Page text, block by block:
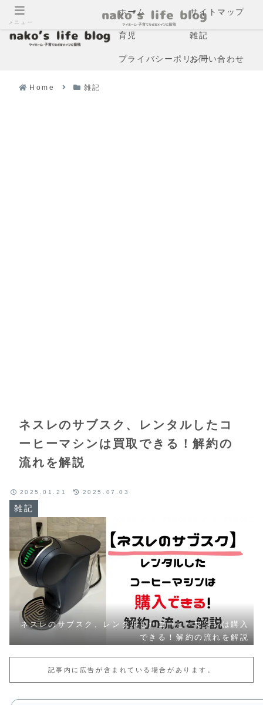
ホーム サイトマップ
育児 雑記
プライバシーポリシーお問い合わせ
Home 雑記
ネスレのサブスク、レンタルしたコ
ーヒーマシンは買取できる！解約の
流れを解説
雑記
ネスレのサブスク、レンタルしたコーヒーマシンは購入
できる！解約の流れを解説
2025.01.21 2025.07.03
記事内に広告が含まれている場合があります。
メニュー